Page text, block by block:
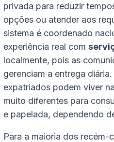
privada para reduzir
opções ou atender aos
sistema é coordenado
experiência real com
localmente, pois as
gerenciam a entrega
expatriados podem viver
muito diferentes para
e papelada, dependendo
Para a maioria dos recém-